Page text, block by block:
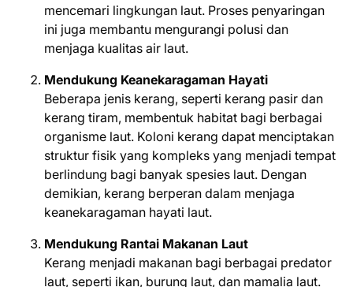
mencemari lingkungan laut. Proses penyaringan
ini juga membantu mengurangi polusi dan
menjaga kualitas air laut.
Mendukung Keanekaragaman Hayati
Beberapa jenis kerang, seperti kerang pasir dan
kerang tiram, membentuk habitat bagi berbagai
organisme laut. Koloni kerang dapat menciptakan
struktur fisik yang kompleks yang menjadi tempat
berlindung bagi banyak spesies laut. Dengan
demikian, kerang berperan dalam menjaga
keanekaragaman hayati laut.
Mendukung Rantai Makanan Laut
Kerang menjadi makanan bagi berbagai predator
laut, seperti ikan, burung laut, dan mamalia laut.